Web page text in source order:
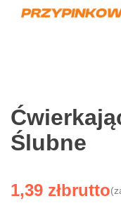
Ślubne
1,39 zł